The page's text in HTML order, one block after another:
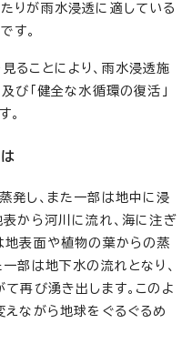
りが雨水浸透に適している
す。
ることにより、雨水浸透施
び「健全な水循環の復活」
。
発し、また一部は地中に浸
表から河川に流れ、海に注ぎ
地表面や植物の葉からの蒸
部は地下水の流れとなり、
再び湧き出します。このよ
えながら地球をぐるぐるめ